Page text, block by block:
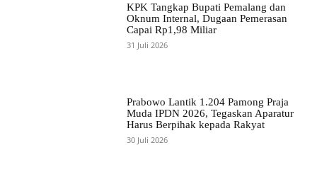
KPK Tangkap Bupati Pemalang dan
Oknum Internal, Dugaan Pemerasan
Capai Rp1,98 Miliar
31 Juli 2026
Prabowo Lantik 1.204 Pamong Praja
Muda IPDN 2026, Tegaskan Aparatur
Harus Berpihak kepada Rakyat
30 Juli 2026